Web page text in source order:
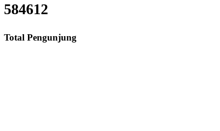
584612
Total Pengunjung